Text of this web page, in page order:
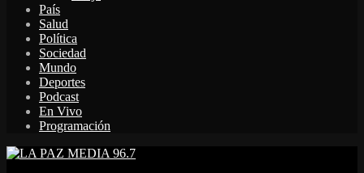
País
Salud
Política
Sociedad
Mundo
Deportes
Podcast
En Vivo
Programación